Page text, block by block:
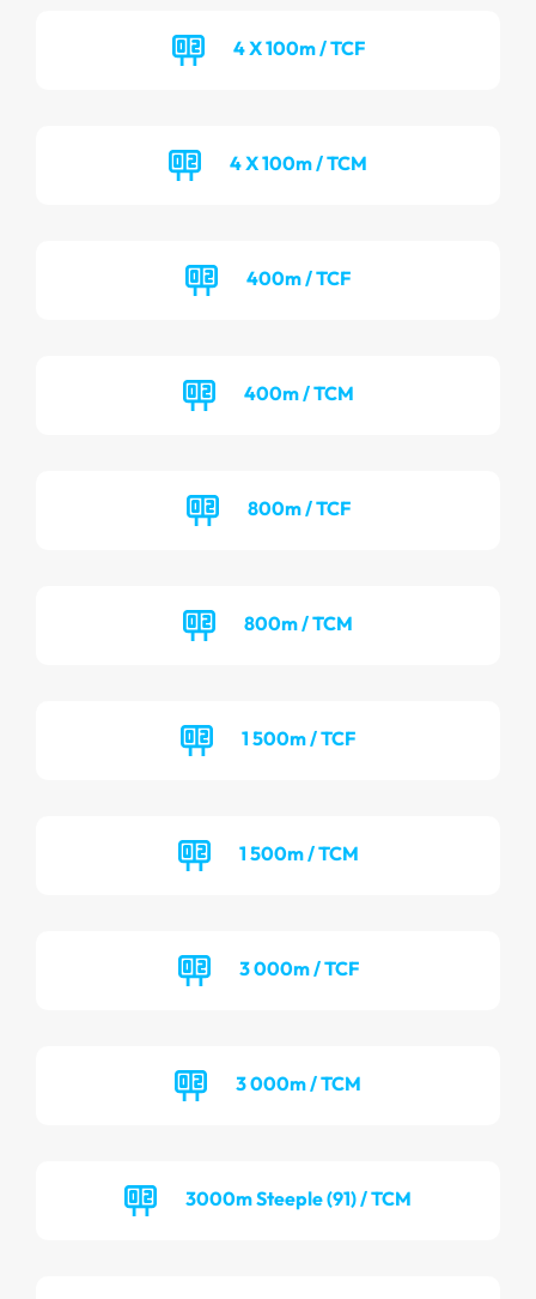
4 X 100m / TCF
4 X 100m / TCM
400m / TCF
400m / TCM
800m / TCF
800m / TCM
1 500m / TCF
1 500m / TCM
3 000m / TCF
3 000m / TCM
3000m Steeple (91) / TCM